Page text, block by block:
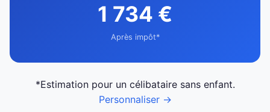
1 734 €
Après impôt*
*Estimation pour un célibataire sans enfant.
Personnaliser →